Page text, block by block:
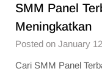
SMM Panel
Meningkatkan
Posted on January
Cari SMM Panel